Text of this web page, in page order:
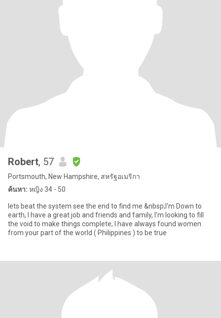
Robert, 57
Portsmouth, New Hampshire, สหรัฐอเมริกา
ค้นหา: หญิง 34 - 50
lets beat the system see the end to find me &nbsp;I'm Down to
earth, I have a great job and friends and family, I'm looking to fill
the void to make things complete, I have always found women
from your part of the world ( Philippines ) to be true